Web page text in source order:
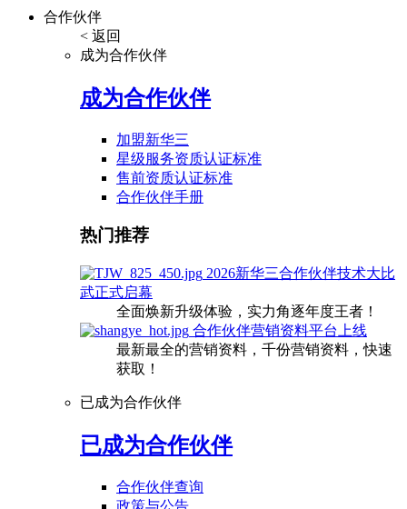
合作伙伴
< 返回
成为合作伙伴
成为合作伙伴
加盟新华三
星级服务资质认证标准
售前资质认证标准
合作伙伴手册
热门推荐
2026新华三合作伙伴技术大比
武正式启幕
全面焕新升级体验，实力角逐年度王者！
合作伙伴营销资料平台上线
最新最全的营销资料，千份营销资料，快速
获取！
已成为合作伙伴
已成为合作伙伴
合作伙伴查询
政策与公告